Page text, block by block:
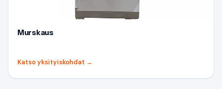
Murskaus
Katso yksityiskohdat →